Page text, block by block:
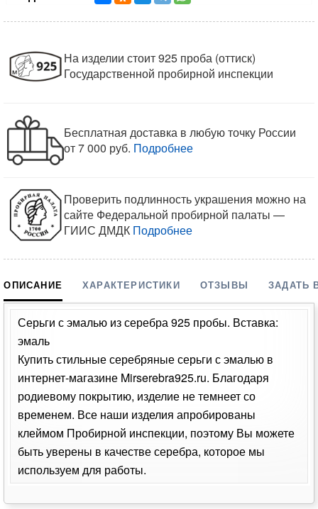
На изделии стоит 925 проба (оттиск)
Государственной пробирной инспекции
Бесплатная доставка в любую точку России
от 7 000 руб. Подробнее
Проверить подлинность украшения можно на
сайте Федеральной пробирной палаты —
ГИИС ДМДК Подробнее
ОПИСАНИЕ ХАРАКТЕРИСТИКИ ОТЗЫВЫ ЗАДАТЬ
Серьги с эмалью из серебра 925 пробы. Вставка:
эмаль
Купить стильные серебряные серьги с эмалью в
интернет-магазине Mirserebra925.ru. Благодаря
родиевому покрытию, изделие не темнеет со
временем. Все наши изделия апробированы
клеймом Пробирной инспекции, поэтому Вы можете
быть уверены в качестве серебра, которое мы
используем для работы.